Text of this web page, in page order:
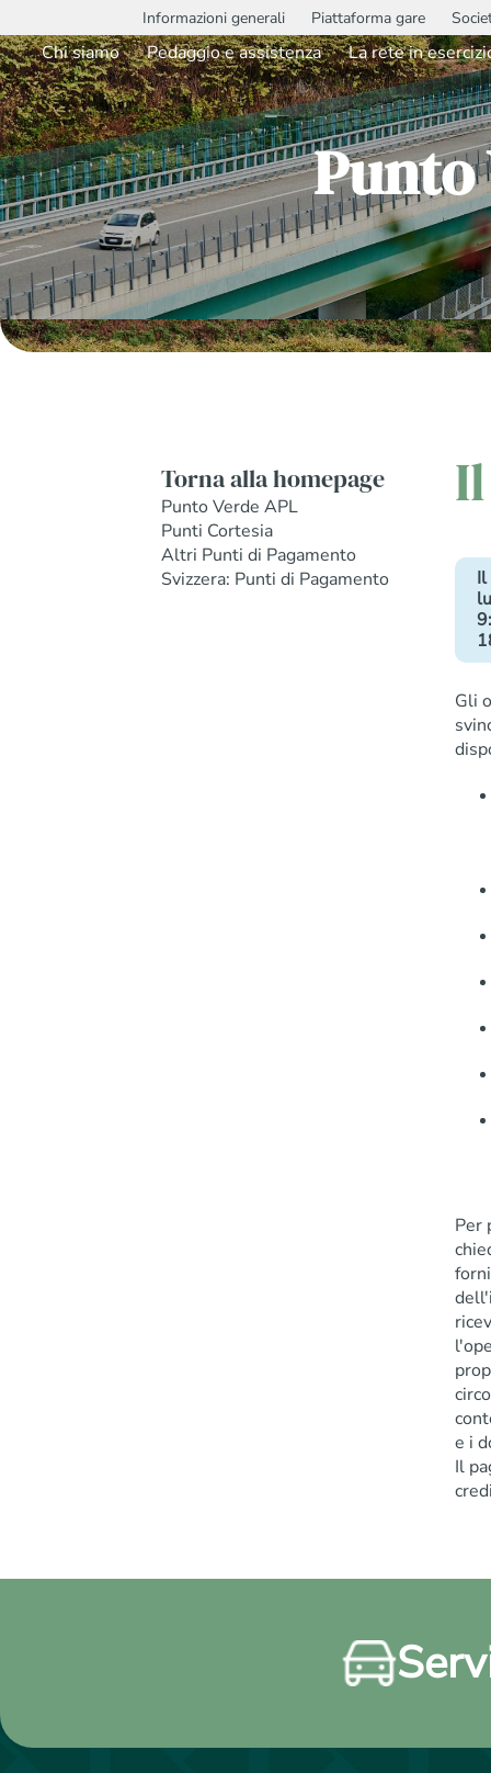
Informazioni generali Piattaforma gare
Chi siamo Pedaggio e assistenza La rete in
Punto
Torna alla homepage
Punto Verde APL
Punti Cortesia
Altri Punti di Pagamento
Svizzera: Punti di Pagamento
Il
Gli
Per
e i
Il